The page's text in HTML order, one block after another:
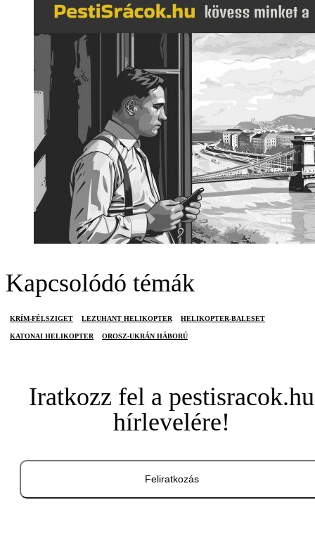
Kapcsolódó témák
KRÍM-FÉLSZIGET LEZUHANT HELIKOPTER HELIKOPTER-BALESET
KATONAI HELIKOPTER OROSZ-UKRÁN HÁBORÚ
Iratkozz fel a pestisracok.hu
hírlevelére!
Feliratkozás